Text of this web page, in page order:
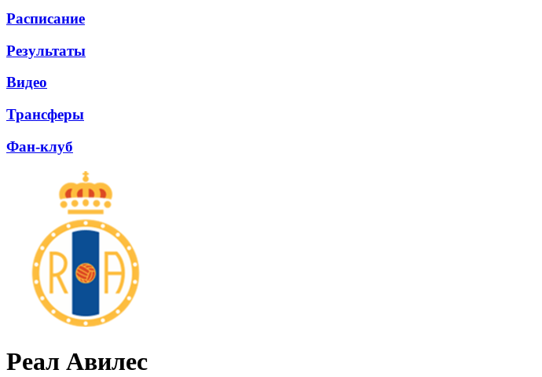
Расписание
Результаты
Видео
Трансферы
Фан-клуб
Реал Авилес